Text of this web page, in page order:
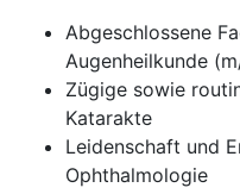
Abgeschlossene
Augenheilkunde
Zügige sowie
Katarakte
Leidenschaft und
Ophthalmologie